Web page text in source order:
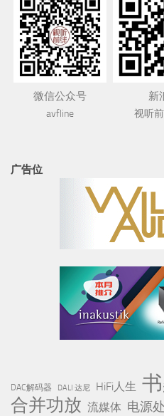
微信公众号
avfline
新
视听
广告位
DAC解码器 DALI 达尼 HiFi人生
合并功放 流媒体 电源